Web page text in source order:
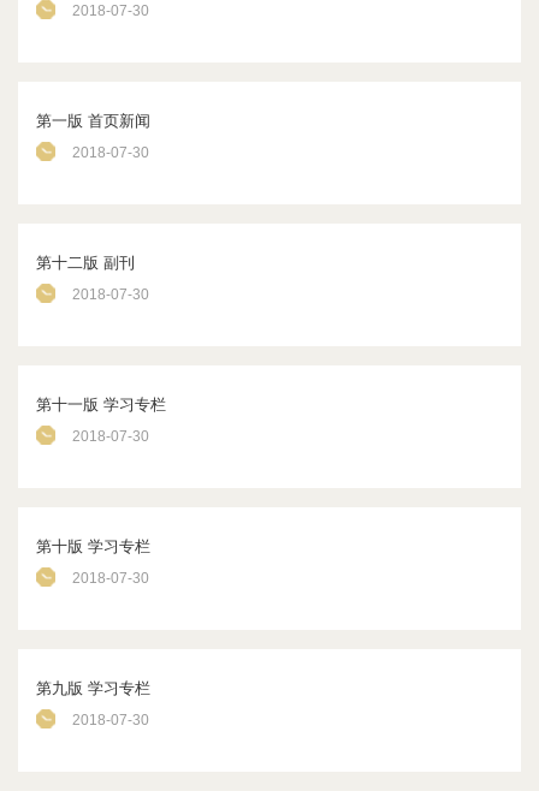
2018-07-30
第一版 首页新闻
2018-07-30
第十二版 副刊
2018-07-30
第十一版 学习专栏
2018-07-30
第十版 学习专栏
2018-07-30
第九版 学习专栏
2018-07-30